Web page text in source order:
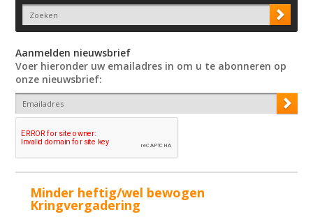
Aanmelden nieuwsbrief
Voer hieronder uw emailadres in om u te abonneren op
onze nieuwsbrief:
Minder heftig/wel bewogen
Kringvergadering